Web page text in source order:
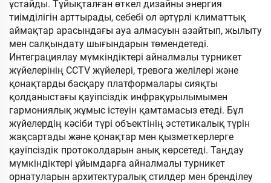
ұстайды. Тұйықталған өткел дизайны энергия
тиімділігін арттырады, себебі ол әртүрлі климаттық
аймақтар арасындағы ауа алмасуын азайтып, жылыту
мен салқындату шығындарын төмендетеді.
Интеграциялау мүмкіндіктері айналмалы турникет
жүйелерінің CCTV жүйелері, тревога желілері және
қонақтарды басқару платформалары сияқты
қолданыстағы қауіпсіздік инфрақұрылымымен
гармониялық жұмыс істеуін қамтамасыз етеді. Бұл
жүйелердің кәсіби түрі объектінің эстетикалық түрін
жақсартады және қонақтар мен қызметкерлерге
қауіпсіздік протоколдарын анық көрсетеді. Таңдау
мүмкіндіктері ұйымдарға айналмалы турникет
орнатуларын архитектуралық стилдер мен бренділеу